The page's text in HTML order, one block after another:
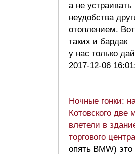
а не устраивать
неудобства
отоплением.
таких и бардак
у нас только
2017-12-06
Ночные гонки:
Котовского две
влетели в
торгового
опять BMW) это